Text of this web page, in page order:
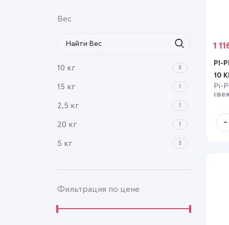
7 л 7
8,5 л 1
Вес
10 кг 3
15 кг 1
2,5 кг 1
20 кг 1
5 кг 3
Фильтрация по цене
1
PI-
10
Pi-